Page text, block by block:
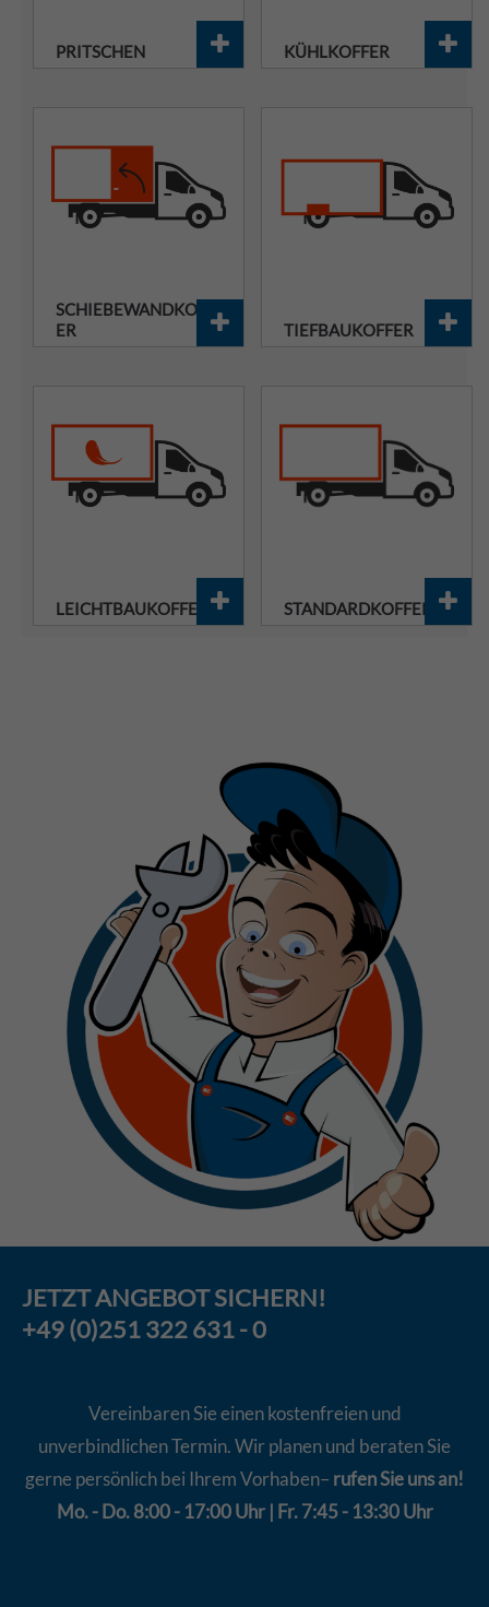
PRITSCHEN KÜHLKOFFER
SCHIEBEWANDKOFF
ER
TIEFBAUKOFFER
LEICHTBAUKOFFER STANDARDKOFFER
JETZTANGEBOTSICHERN!
+49 (0)251 322 631 - 0
Vereinbaren Sie einen kostenfreien und
unverbindlichen Termin. Wir planen und beraten Sie
gerne persönlich bei Ihrem Vorhaben– rufen Sie uns an!
Mo. - Do. 8:00 - 17:00 Uhr | Fr. 7:45 - 13:30 Uhr